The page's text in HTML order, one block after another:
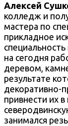
Алексей
колледж и
мастера по
прикладное
на сегодня
деревом,
результате
декоративно-
привнести их
занимался